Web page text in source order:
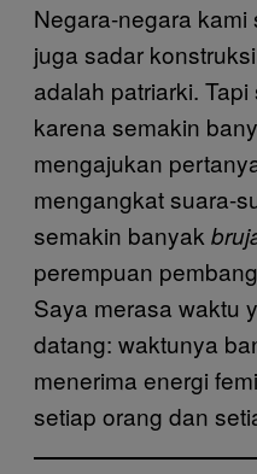
Negara-negara kami
juga sadar
adalah patriarki.
karena semakin
mengajukan
mengangkat suara-
semakin banyak
perempuan
Saya merasa waktu
datang: waktunya
menerima energi
setiap orang dan